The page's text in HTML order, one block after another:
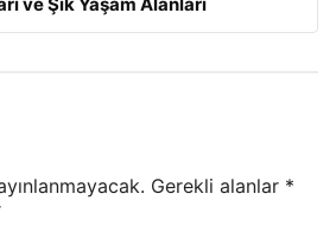
Gerekli alanlar *